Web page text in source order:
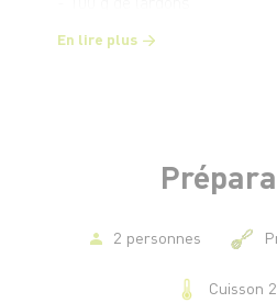
En lire plus
2 personnes
Cuisson